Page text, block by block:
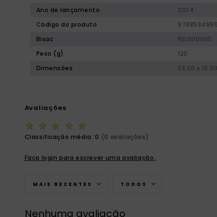
Ano de lançamento
2024
Código do produto
Bisac
REL000000
Peso (g)
120
Dimensões
23,00 x 15,50
Avaliações
☆ ☆ ☆ ☆ ☆
Classificação média: 0 (0 avaliações)
Faça login para escrever uma avaliação.
MAIS RECENTES TODOS
Nenhuma avaliação